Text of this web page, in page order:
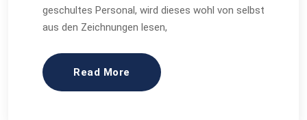
geschultes Personal, wird dieses wohl von selbst
aus den Zeichnungen lesen,
Read More